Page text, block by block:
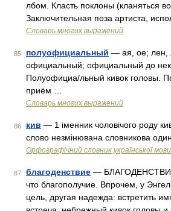
лбом. Класть поклоны (кланяться
Заключительная поза артиста,
Словарь многих выражений
85 полуофициальный — ая, ое; лен,
официальный; официальный до
Полуофициа/льный кивок головы.
приём …
Словарь многих выражений
86 кив — 1 іменник чоловічого роду
слово незмінювана словникова
Орфографічний словник української мови
87 благоденствие —
что благополучие. Впрочем, у
цель, другая надежда: встретить